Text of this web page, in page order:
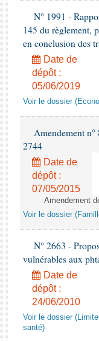
N° 1991 -
145 du règlement,
en conclusion des
Date de
dépôt :
05/06/2019
Voir le dossier
Amendement
2744
Date de
dépôt :
07/05/2015
Amendement
Voir le dossier
N° 2663 -
vulnérables aux
Date de
dépôt :
24/06/2010
Voir le dossier
santé)